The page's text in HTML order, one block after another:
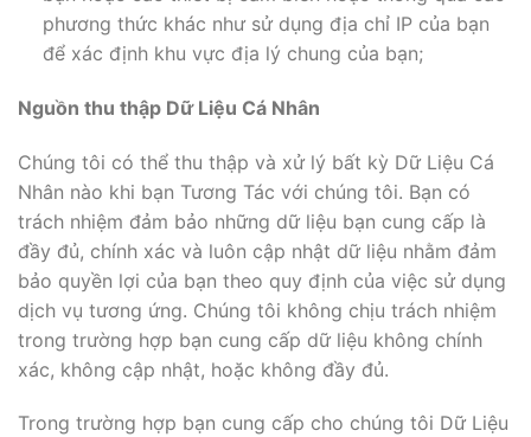
phương thức khác như sử dụng địa chỉ IP của bạn
để xác định khu vực địa lý chung của bạn;
Nguồn thu thập Dữ Liệu Cá Nhân
Chúng tôi có thể thu thập và xử lý bất kỳ Dữ Liệu Cá
Nhân nào khi bạn Tương Tác với chúng tôi. Bạn có
trách nhiệm đảm bảo những dữ liệu bạn cung cấp là
đầy đủ, chính xác và luôn cập nhật dữ liệu nhằm đảm
bảo quyền lợi của bạn theo quy định của việc sử dụng
dịch vụ tương ứng. Chúng tôi không chịu trách nhiệm
trong trường hợp bạn cung cấp dữ liệu không chính
xác, không cập nhật, hoặc không đầy đủ.
Trong trường hợp bạn cung cấp cho chúng tôi Dữ Liệu